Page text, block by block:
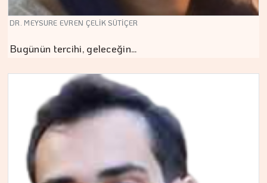
DR. MEYSURE EVREN ÇELİK SÜTİÇER
Bugünün tercihi, geleceğin…